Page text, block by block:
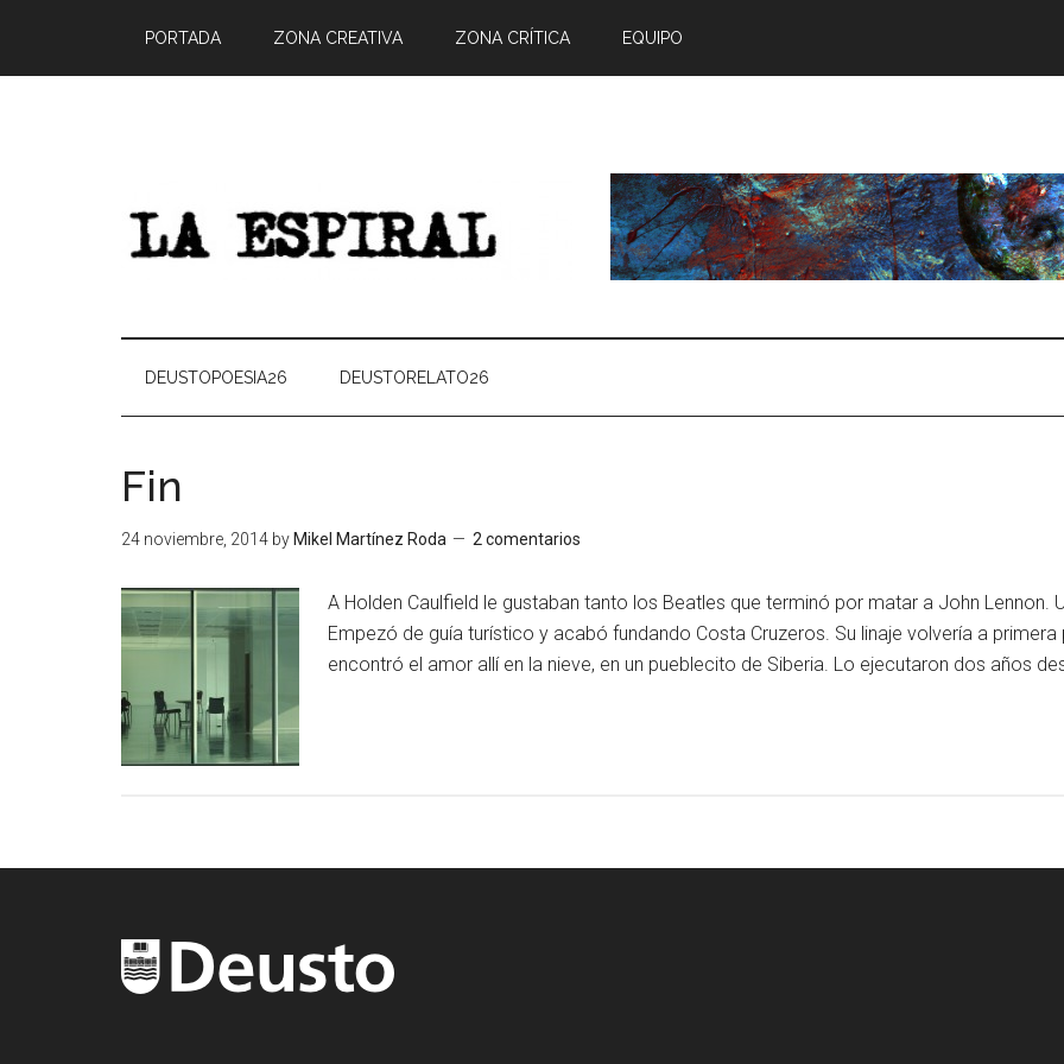
PORTADA ZONA CREATIVA ZONA CRÍTICA EQUIPO
DEUSTOPOESIA26 DEUSTORELATO26
Fin
24 noviembre, 2014 by Mikel Martínez Roda 2 comentarios
A Holden Caulfield le gustaban tanto los Beatles que terminó por matar a John
Empezó de guía turístico y acabó fundando Costa Cruzeros. Su linaje volvería a
encontró el amor allí en la nieve, en un pueblecito de Siberia. Lo ejecutaron dos años